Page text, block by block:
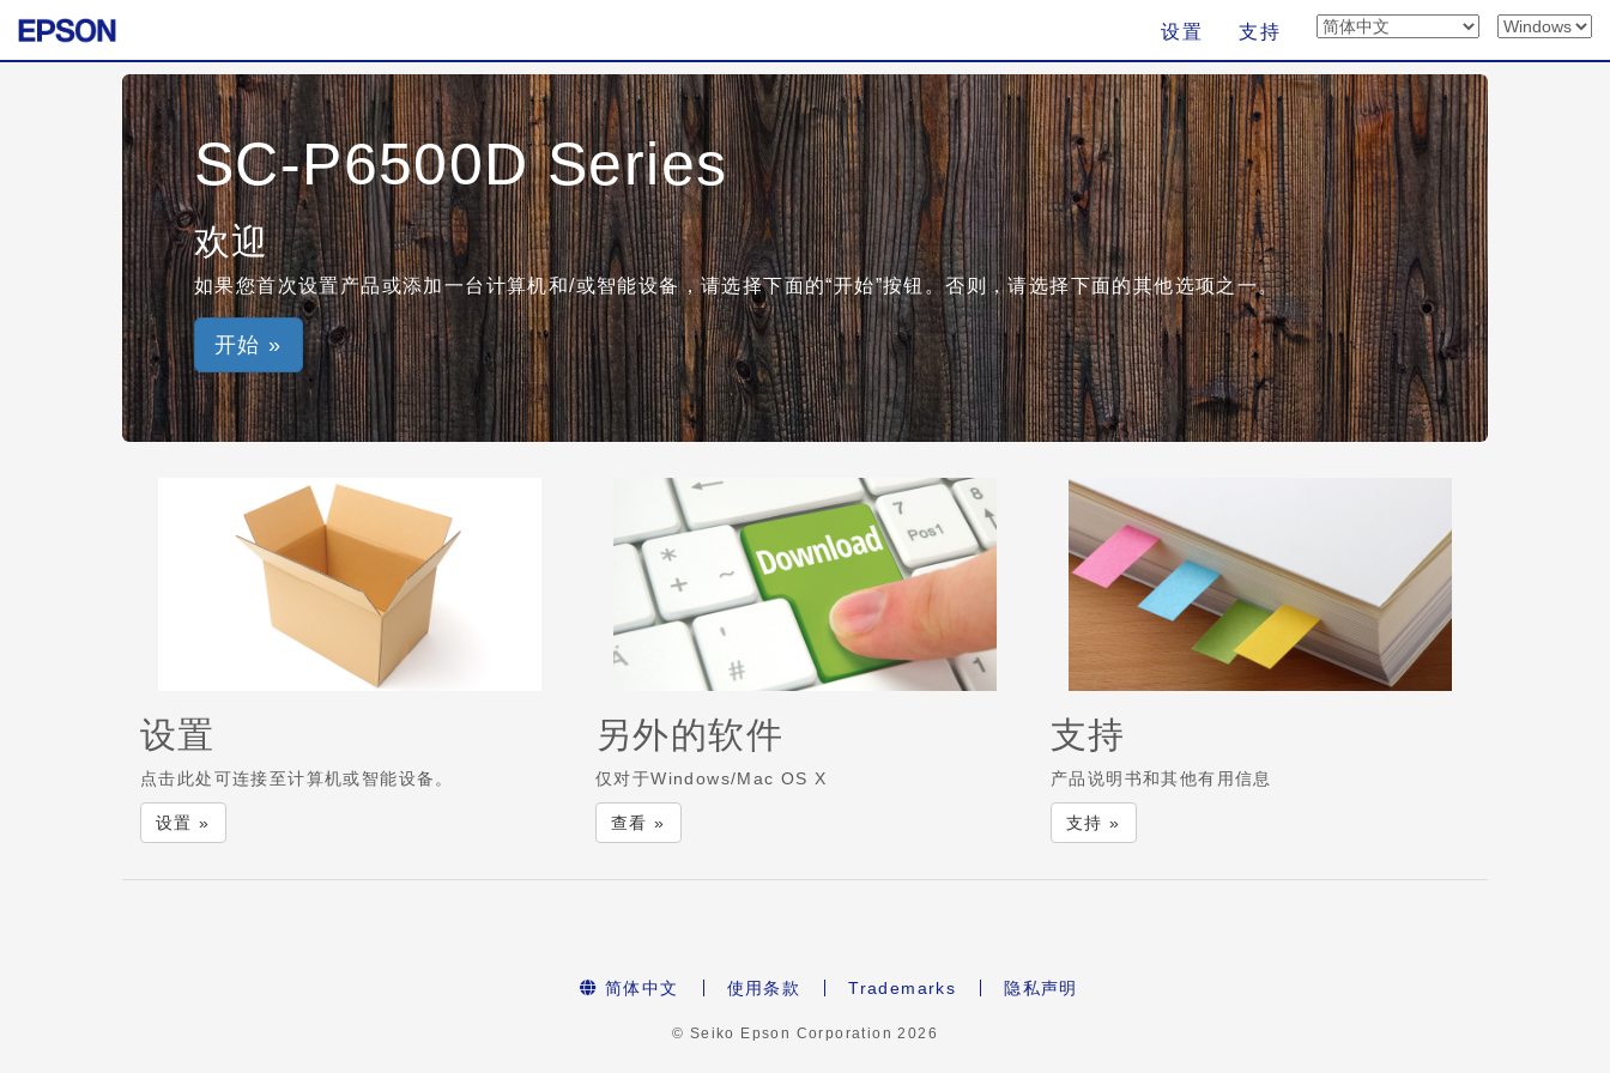
设置 支持
SC-P6500D Series
欢迎
如果您首次设置产品或添加一台计算机和/或智能设备，请选择下面的“开始”按钮。否则，请选择下面的其他选项之一。
开始 »
设置
点击此处可连接至计算机或智能设备。
设置 »
另外的软件
仅对于Windows/Mac OS X
查看 »
支持
产品说明书和其他有用信息
支持 »
简体中文 使用条款 Trademarks 隐私声明
© Seiko Epson Corporation 2026